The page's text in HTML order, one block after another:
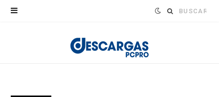
Buscar: